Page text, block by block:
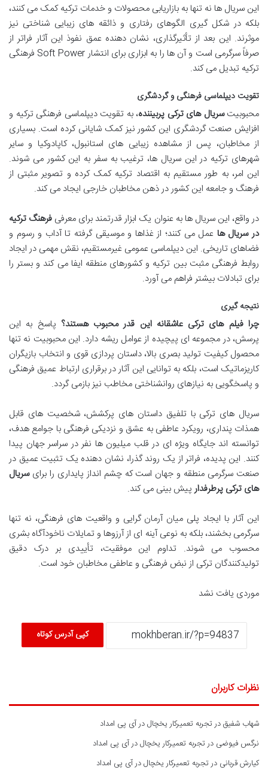
این سریال ها نه تنها به بازاریابی محصولات و خدمات ترکیه کمک می کنند،
بلکه در شکل گیری الگوهای رفتاری و ذائقه های زیبایی شناختی نیز
موثرند. این بعد از تأثیرگذاری، نشان دهنده عمق نفوذ این آثار فراتر از
صرفاً سرگرمی است و آن ها را به ابزاری برای انتشار Soft Power فرهنگی
ترکیه تبدیل می کند.
تقویت دیپلماسی فرهنگی و گردشگری
محبوبیتسریال های ترکی پربیننده، به تقویت دیپلماسی فرهنگی ترکیه و
افزایش صنعت گردشگری این کشور نیز کمک شایانی کرده است. بسیاری
از مخاطبان، پس از مشاهده زیبایی های استانبول، کاپادوکیا و سایر
شهرهای ترکیه در این سریال ها، ترغیب به سفر به این کشور می شوند.
این امر، به طور مستقیم به اقتصاد ترکیه کمک کرده و تصویر مثبتی از
فرهنگ و جامعه این کشور در ذهن مخاطبان خارجی ایجاد می کند.
در واقع، این سریال ها به عنوان یک ابزار قدرتمند برای معرفی فرهنگ ترکیه
در سریال ها عمل می کنند؛ از غذاها و موسیقی گرفته تا آداب و رسوم و
فضاهای تاریخی. این دیپلماسی عمومی غیرمستقیم، نقش مهمی در ایجاد
روابط فرهنگی مثبت بین ترکیه و کشورهای منطقه ایفا می کند و بستر را
برای تبادلات بیشتر فراهم می آورد.
نتیجه گیری
چرا فیلم های ترکی عاشقانه این قدر محبوب هستند؟ پاسخ به این
پرسش، در مجموعه ای پیچیده از عوامل ریشه دارد. این محبوبیت نه تنها
محصول کیفیت تولید بصری بالا، داستان پردازی قوی و انتخاب بازیگران
کاریزماتیک است، بلکه به توانایی این آثار در برقراری ارتباط عمیق فرهنگی
و پاسخگویی به نیازهای روانشناختی مخاطب نیز بازمی گردد.
سریال های ترکی با تلفیق داستان های پرکشش، شخصیت های قابل
همذات پنداری، رویکرد عاطفی به عشق و نزدیکی فرهنگی با جوامع هدف،
توانسته اند جایگاه ویژه ای در قلب میلیون ها نفر در سراسر جهان پیدا
کنند. این پدیده، فراتر از یک روند گذرا، نشان دهنده یک تثبیت عمیق در
صنعت سرگرمی منطقه و جهان است که چشم انداز پایداری را برایسریال
های ترکی پرطرفدار پیش بینی می کند.
این آثار با ایجاد پلی میان آرمان گرایی و واقعیت های فرهنگی، نه تنها
سرگرمی بخشند، بلکه به نوعی آینه ای از آرزوها و تمایلات ناخودآگاه بشری
محسوب می شوند. تداوم این موفقیت، تأییدی بر درک دقیق
تولیدکنندگان ترکی از نبض فرهنگی و عاطفی مخاطبان خود است.
موردی یافت نشد
کپی آدرس کوتاه
نظرات کاربران
شهاب شفیقدرتجربه تعمیرکار یخچال در آی پی امداد
نرگس فیوضی درتجربه تعمیرکار یخچال در آی پی امداد
کیارش قربانی درتجربه تعمیرکار یخچال در آی پی امداد